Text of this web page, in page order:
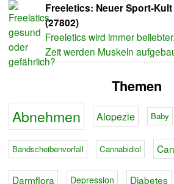
Freeletics: Neuer Sport-
(27802)
Freeletics wird immer
Zeit werden Muskeln
Themen
Abnehmen Alopezie Baby
Bandscheibenvorfall Cannabidiol
Darmflora Depression Diabetes